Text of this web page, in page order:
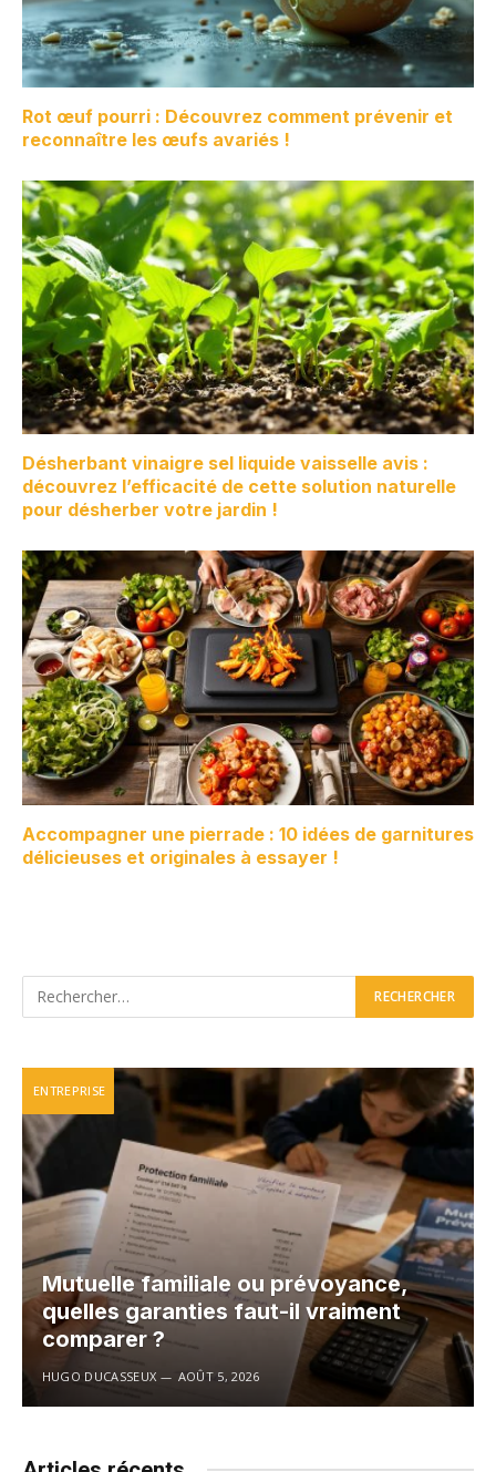
Rot œuf pourri : Découvrez comment prévenir et
reconnaître les œufs avariés !
Désherbant vinaigre sel liquide vaisselle avis :
découvrez l’efficacité de cette solution naturelle
pour désherber votre jardin !
Accompagner une pierrade : 10 idées de garnitures
délicieuses et originales à essayer !
ENTREPRISE
Mutuelle familiale ou prévoyance,
quelles garanties faut-il vraiment
comparer ?
HUGO DUCASSEUX AOÛT 5, 2026